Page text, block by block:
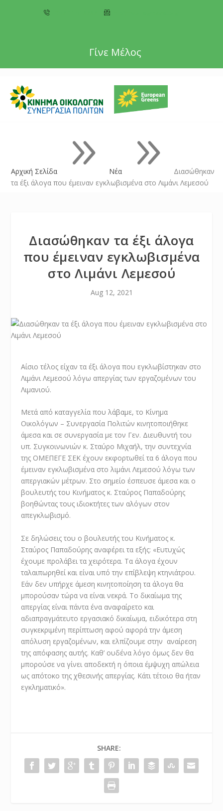
Γίνε Μέλος
Αρχική Σελίδα 9 Νέα 9
Διασώθηκαν
τα έξι άλογα που έμειναν εγκλωβισμένα στο Λιμάνι Λεμεσού
Διασώθηκαν τα έξι άλογα
που έμειναν εγκλωβισμένα
στο Λιμάνι Λεμεσού
Aug 12, 2021
Αίσιο τέλος είχαν τα έξι άλογα που εγκλωβίστηκαν στο
Λιμάνι Λεμεσού λόγω απεργίας των εργαζομένων του
Λιμανιού.
Μετά από καταγγελία που λάβαμε, το Κίνημα
Οικολόγων – Συνεργασία Πολιτών κινητοποιήθηκε
άμεσα και σε συνεργασία με τον Γεν. Διευθυντή του
υπ. Συγκοινωνιών κ. Σταύρο Μιχαήλ, την συντεχνία
της ΟΜΕΠΕΓΕ ΣΕΚ έχουν εκφορτωθεί τα 6 άλογα που
έμειναν εγκλωβισμένα στο λιμάνι Λεμεσού λόγω των
απεργιακών μέτρων. Στο σημείο έσπευσε άμεσα και ο
βουλευτής του Κινήματος κ. Σταύρος Παπαδούρης
βοηθώντας τους ιδιοκτήτες των αλόγων στον
απεγκλωβισμό.
Σε δηλώσεις του ο βουλευτής του Κινήματος κ.
Σταύρος Παπαδούρης αναφέρει τα εξής: «Ευτυχώς
έχουμε προλάβει τα χειρότερα. Τα άλογα έχουν
ταλαιπωρηθεί και είναι υπό την επίβλεψη κτηνιάτρου.
Εάν δεν υπήρχε άμεση κινητοποίηση τα άλογα θα
μπορούσαν τώρα να είναι νεκρά. Το δικαίωμα της
απεργίας είναι πάντα ένα αναφαίρετο και
αδιαπραγμάτευτο εργασιακό δικαίωμα, ειδικότερα στη
συγκεκριμένη περίπτωση αφού αφορά την άμεση
απόλυση εργαζομένων, και ελπίζουμε στην αναίρεση
της απόφασης αυτής. Καθ’ ουδένα λόγο όμως δεν θα
μπορούσε να γίνει αποδεκτή η όποια έμψυχη απώλεια
ως απότοκο της χθεσινής απεργίας. Κάτι τέτοιο θα ήταν
εγκληματικό».
SHARE: